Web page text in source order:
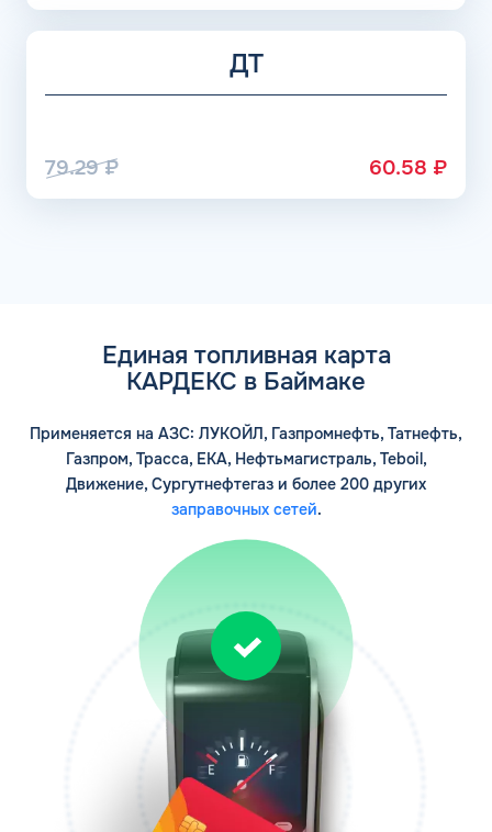
ДТ
79.29₽ 60.58 ₽
Единая топливная карта
КАРДЕКС в Баймаке
Применяется на АЗС: ЛУКОЙЛ, Газпромнефть, Татнефть,
Газпром, Трасса, ЕКА, Нефтьмагистраль, Teboil,
Движение, Сургутнефтегаз и более 200 других
заправочных сетей.
ЗАКАЗАТЬ
ОБРАТНЫЙ ЗВОНОК
Имя*
Спасибо! Ваша заявка принята.